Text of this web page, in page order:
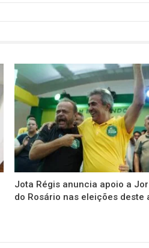
Jota Régis anuncia apoio a
do Rosário nas eleições deste